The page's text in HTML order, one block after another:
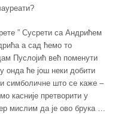
” Сусрети са Андрићем
а сад ћемо то
Пуслојић већ поменути
онда ће још неки добити
симболичне што се каже –
касније претворити у
мислим да је ово брука …